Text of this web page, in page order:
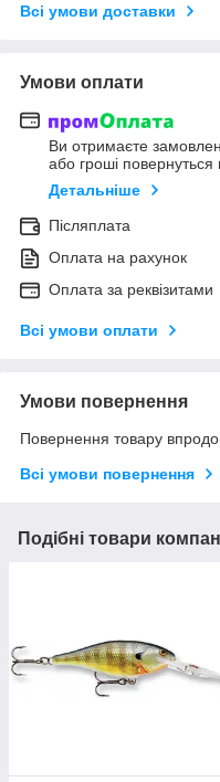
Всі умови доставки
Умови оплати
Ви отримаєте
або гроші повернуться
Детальніше
Післяплата
Оплата на рахунок
Оплата за реквізитами
Всі умови оплати
Умови повернення
Повернення товару
Всі умови повернення
Подібні товари